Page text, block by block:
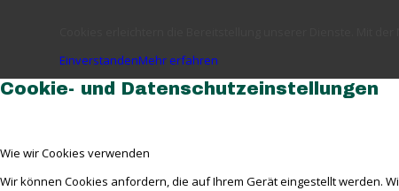
EinverstandenMehr erfahren
Cookie- und Datenschutzeinstellungen
Wie wir Cookies verwenden
Wir können Cookies anfordern, die auf Ihrem Gerät eingestellt werden.